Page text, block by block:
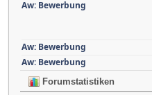
Aw: Bewerbung
Aw: Bewerbung
Aw: Bewerbung
Forumstatistiken